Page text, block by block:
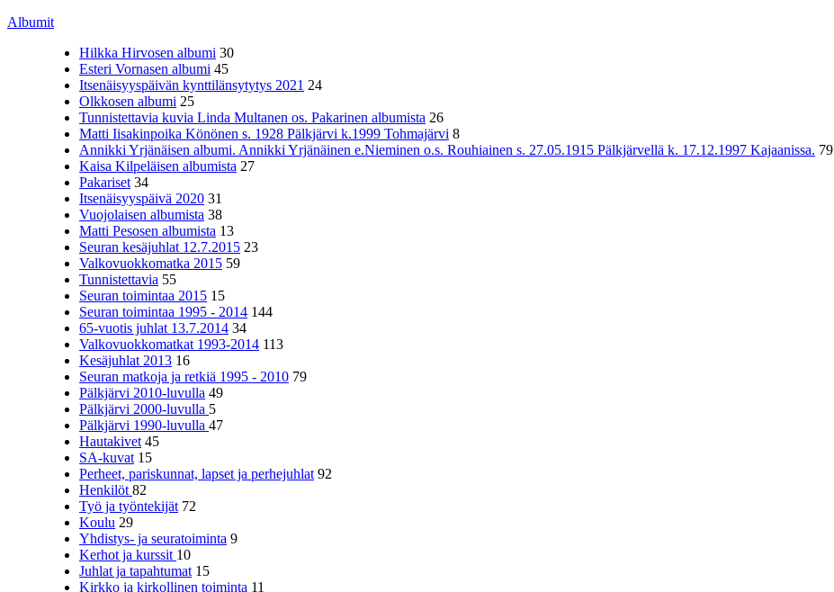
Albumit
Hilkka Hirvosen albumi 30
Esteri Vornasen albumi 45
Itsenäisyyspäivän kynttilänsytytys 2021 24
Olkkosen albumi 25
Tunnistettavia kuvia Linda Multanen os. Pakarinen albumista 26
Matti Iisakinpoika Könönen s. 1928 Pälkjärvi k.1999 Tohmajärvi 8
Annikki Yrjänäisen albumi. Annikki Yrjänäinen e.Nieminen o.s. Rouhiainen s. 27.05.1915 Pälkjärvellä k. 17.12.1997 Kajaanissa. 79
Kaisa Kilpeläisen albumista 27
Pakariset 34
Itsenäisyyspäivä 2020 31
Vuojolaisen albumista 38
Matti Pesosen albumista 13
Seuran kesäjuhlat 12.7.2015 23
Valkovuokkomatka 2015 59
Tunnistettavia 55
Seuran toimintaa 2015 15
Seuran toimintaa 1995 - 2014 144
65-vuotis juhlat 13.7.2014 34
Valkovuokkomatkat 1993-2014 113
Kesäjuhlat 2013 16
Seuran matkoja ja retkiä 1995 - 2010 79
Pälkjärvi 2010-luvulla 49
Pälkjärvi 2000-luvulla 5
Pälkjärvi 1990-luvulla 47
Hautakivet 45
SA-kuvat 15
Perheet, pariskunnat, lapset ja perhejuhlat 92
Henkilöt 82
Työ ja työntekijät 72
Koulu 29
Yhdistys- ja seuratoiminta 9
Kerhot ja kurssit 10
Juhlat ja tapahtumat 15
Kirkko ja kirkollinen toiminta 11